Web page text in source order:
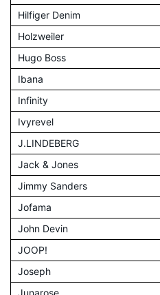
Hilfiger Denim
Holzweiler
Hugo Boss
Ibana
Infinity
Ivyrevel
J.LINDEBERG
Jack & Jones
Jimmy Sanders
Jofama
John Devin
JOOP!
Joseph
Junarose